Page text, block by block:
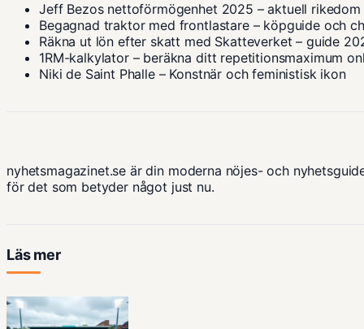
Jeff Bezos nettoförmögenhet 2025 – aktuell
Begagnad traktor med frontlastare – köpguide och
Räkna ut lön efter skatt med Skatteverket – guide
1RM-kalkylator – beräkna ditt repetitionsmaximum
Niki de Saint Phalle – Konstnär och feministisk ikon
nyhetsmagazinet.se är din moderna nöjes- och
för det som betyder något just nu.
Läs mer